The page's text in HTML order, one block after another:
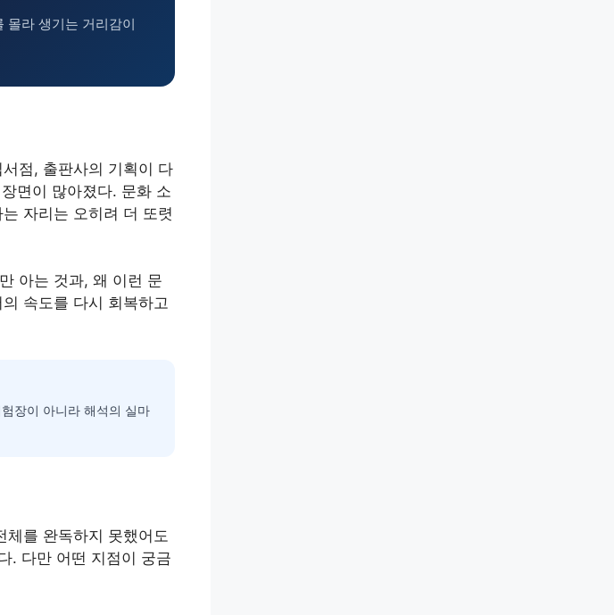
몰라 생기는 거리감이
점, 출판사의 기획이 다
면이 많아졌다. 문화 소
자리는 오히려 더 또렷
아는 것과, 왜 이런 문
속도를 다시 회복하고
장이 아니라 해석의 실마
를 완독하지 못했어도
. 다만 어떤 지점이 궁금